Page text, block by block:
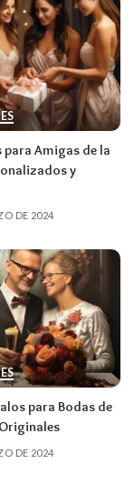
para Amigas de la
y
DE 2024
para Bodas de
DE 2024